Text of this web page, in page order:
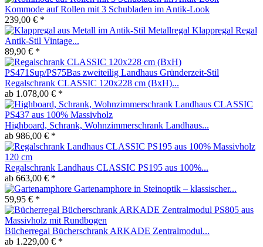
Kommode auf Rollen mit 3 Schubladen im Antik-Look
239,00 € *
Metallregal Klappregal Regal
Antik-Stil Vintage...
89,90 € *
Regalschrank CLASSIC 120x228 cm (BxH)...
ab 1.078,00 € *
Highboard, Schrank, Wohnzimmerschrank Landhaus...
ab 986,00 € *
Regalschrank Landhaus CLASSIC PS195 aus 100%...
ab 663,00 € *
Gartenamphore in Steinoptik – klassischer...
59,95 € *
Bücherregal Bücherschrank ARKADE Zentralmodul...
ab 1.229,00 € *